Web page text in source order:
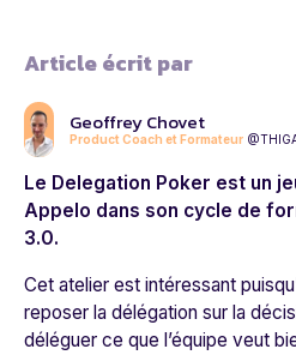
Article écrit par
Geoffrey Chovet
Product Coach et Formateur
Le Delegation Poker est un
Appelo dans son cycle de
3.0.
Cet atelier est intéressant
reposer la délégation sur la
déléguer ce que l’équipe veut